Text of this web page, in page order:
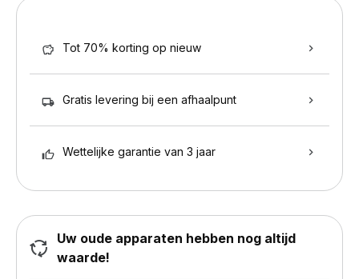
Tot 70% korting op nieuw
Gratis levering bij een afhaalpunt
Wettelijke garantie van 3 jaar
Uw oude apparaten hebben nog altijd
waarde!